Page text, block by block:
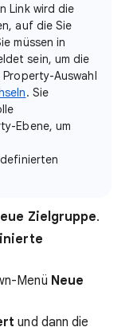
Link wird die
auf die Sie
müssen in
sein, um die
Auswahl
. Sie
Ebene, um
Zielgruppe.
Menü Neue
und dann die